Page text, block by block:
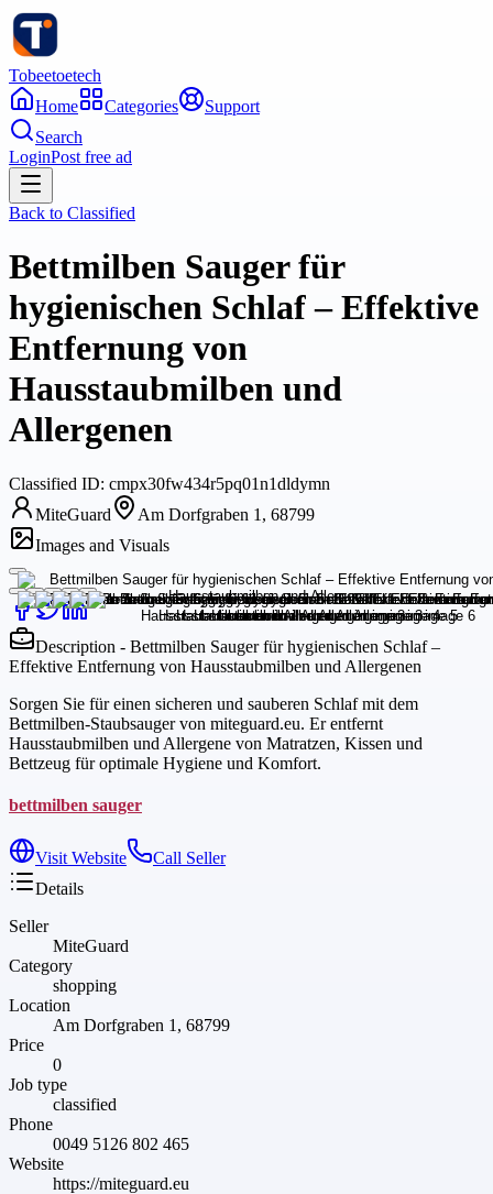
Tobeetoetech
Home
Categories
Support
Search
LoginPost free ad
Back to Classified
Bettmilben Sauger für
hygienischen Schlaf – Effektive
Entfernung von
Hausstaubmilben und
Allergenen
Classified ID: cmpx30fw434r5pq01n1dldymn
MiteGuard
Am Dorfgraben 1, 68799
Images and Visuals
Description - Bettmilben Sauger für hygienischen Schlaf –
Effektive Entfernung von Hausstaubmilben und Allergenen
Sorgen Sie für einen sicheren und sauberen Schlaf mit dem
Bettmilben-Staubsauger von miteguard.eu. Er entfernt
Hausstaubmilben und Allergene von Matratzen, Kissen und
Bettzeug für optimale Hygiene und Komfort.
bettmilben sauger
Visit Website
Call Seller
Details
Seller
MiteGuard
Category
shopping
Location
Am Dorfgraben 1, 68799
Price
0
Job type
classified
Phone
0049 5126 802 465
Website
https://miteguard.eu